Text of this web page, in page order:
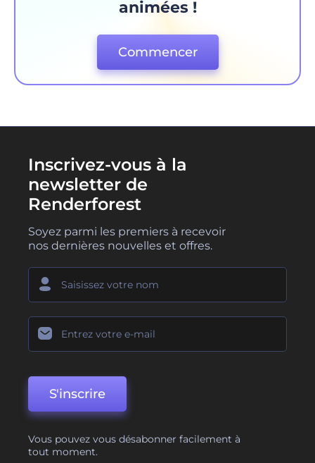
animées !
Commencer
Inscrivez-vous à la
newsletter de
Renderforest
Soyez parmi les premiers à recevoir
nos dernières nouvelles et offres.
S'inscrire
Vous pouvez vous désabonner facilement à
tout moment.